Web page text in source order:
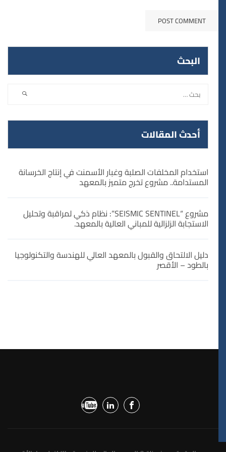
البحث
أحدث المقالات
استخدام المخلفات الصلبة وغبار الأسمنت في إنتاج الخرسانة
المستدامة.. مشروع تخرج متميز بالمعهد
مشروع “SEISMIC SENTINEL”: نظام ذكي لمراقبة وتحليل
الاستجابة الزلزالية للمباني العالية بالمعهد.
دليل الالتحاق والقبول بالمعهد العالي للهندسة والتكنولوجيا
بالطود – الأقصر